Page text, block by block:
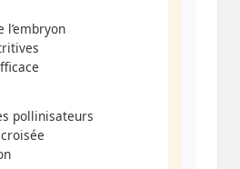
l’embryon
pollinisateurs